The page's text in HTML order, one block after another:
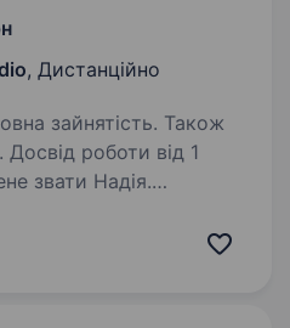
, Дистанційно
зайнятість. Також
Досвід роботи від 1
обожнює